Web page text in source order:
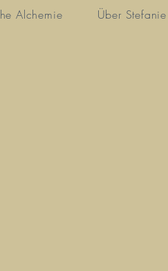
Alchemie Über Stefanie